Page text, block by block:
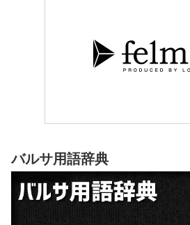
バルサ用語辞典